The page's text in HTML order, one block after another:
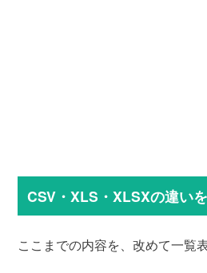
CSV・XLS・XLSXの違い
ここまでの内容を、改めて一覧